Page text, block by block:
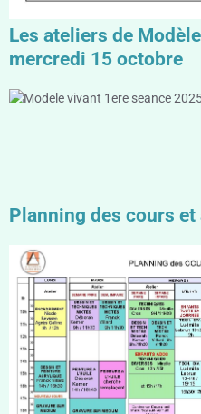
Les ateliers de
mercredi 15 octobre
Planning des cours